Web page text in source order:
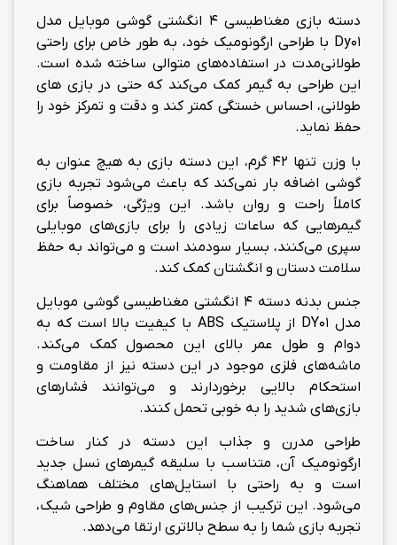
دسته بازی مغناطیسی 4 انگشتی گوشی موبایل مدل
Dy01 با طراحی ارگونومیک خود، به طور خاص برای راحتی
طولانی‌مدت در استفاده‌های متوالی ساخته شده است.
این طراحی به گیمر کمک می‌کند که حتی در بازی های
طولانی، احساس خستگی کمتر کند و دقت و تمرکز خود را
حفظ نماید.
با وزن تنها 42 گرم، این دسته بازی به هیچ عنوان به
گوشی اضافه بار نمی‌کند که باعث می‌شود تجربه بازی
کاملاً راحت و روان باشد. این ویژگی، خصوصاً برای
گیمرهایی که ساعات زیادی را برای بازی‌های موبایلی
سپری می‌کنند، بسیار سودمند است و می‌تواند به حفظ
سلامت دستان و انگشتان کمک کند.
جنس بدنه دسته 4 انگشتی مغناطیسی گوشی موبایل
مدل DY01 از پلاستیک ABS با کیفیت بالا است که به
دوام و طول عمر بالای این محصول کمک می‌کند.
ماشه‌های فلزی موجود در این دسته نیز از مقاومت و
استحکام بالایی برخوردارند و می‌توانند فشارهای
بازی‌های شدید را به خوبی تحمل کنند.
طراحی مدرن و جذاب این دسته در کنار ساخت
ارگونومیک آن، متناسب با سلیقه گیمرهای نسل جدید
است و به راحتی با استایل‌های مختلف هماهنگ
می‌شود. این ترکیب از جنس‌های مقاوم و طراحی شیک،
تجربه بازی شما را به سطح بالاتری ارتقا می‌دهد.